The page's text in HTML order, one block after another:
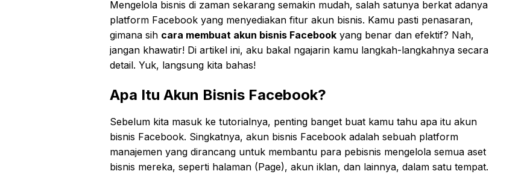
Mengelola bisnis di zaman sekarang semakin mudah, salah satunya berkat adanya
platform Facebook yang menyediakan fitur akun bisnis. Kamu pasti penasaran,
gimana sih cara membuat akun bisnis Facebook yang benar dan efektif? Nah,
jangan khawatir! Di artikel ini, aku bakal ngajarin kamu langkah-langkahnya secara
detail. Yuk, langsung kita bahas!
Apa Itu Akun Bisnis Facebook?
Sebelum kita masuk ke tutorialnya, penting banget buat kamu tahu apa itu akun
bisnis Facebook. Singkatnya, akun bisnis Facebook adalah sebuah platform
manajemen yang dirancang untuk membantu para pebisnis mengelola semua aset
bisnis mereka, seperti halaman (Page), akun iklan, dan lainnya, dalam satu tempat.